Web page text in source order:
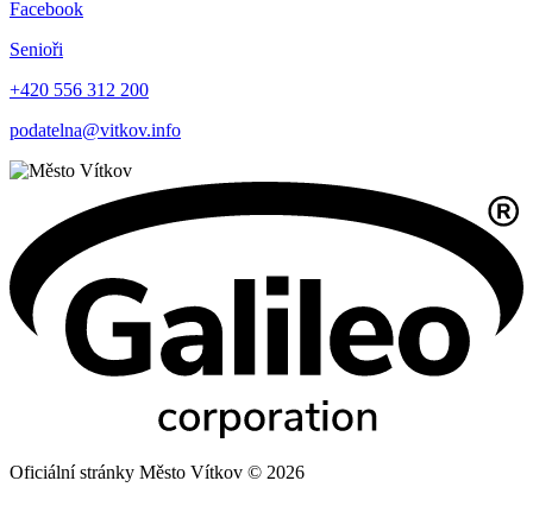
Facebook
Senioři
+420 556 312 200
podatelna@vitkov.info
Oficiální stránky Město Vítkov © 2026